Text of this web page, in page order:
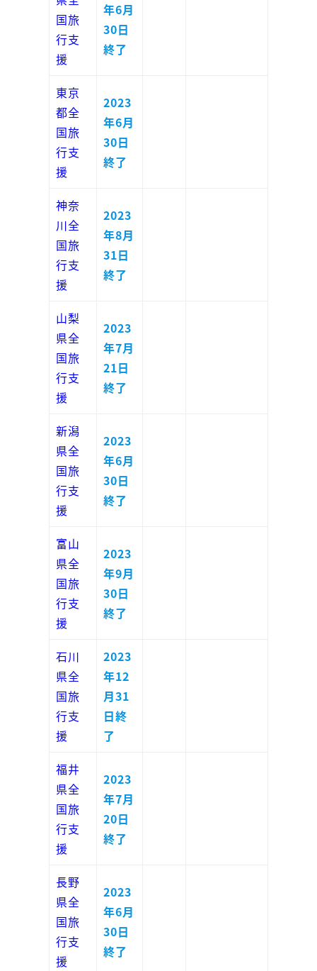
国旅
行支
援
年6月
30日
終了
東京
都全
国旅
行支
援
2023
年6月
30日
終了
神奈
川全
国旅
行支
援
2023
年8月
31日
終了
山梨
県全
国旅
行支
援
2023
年7月
21日
終了
新潟
県全
国旅
行支
援
2023
年6月
30日
終了
富山
県全
国旅
行支
援
2023
年9月
30日
終了
石川
県全
国旅
行支
援
2023
年12
月31
日終
了
福井
県全
国旅
行支
援
2023
年7月
20日
終了
長野
県全
国旅
行支
援
2023
年6月
30日
終了